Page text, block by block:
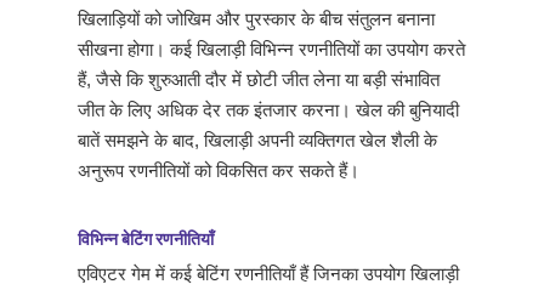
खिलाड़ियों को जोखिम और पुरस्कार के बीच संतुलन बनाना
सीखना होगा। कई खिलाड़ी विभिन्न रणनीतियों का उपयोग करते
हैं, जैसे कि शुरुआती दौर में छोटी जीत लेना या बड़ी संभावित
जीत के लिए अधिक देर तक इंतजार करना। खेल की बुनियादी
बातें समझने के बाद, खिलाड़ी अपनी व्यक्तिगत खेल शैली के
अनुरूप रणनीतियों को विकसित कर सकते हैं।
विभिन्न बेटिंग रणनीतियाँ
एविएटर गेम में कई बेटिंग रणनीतियाँ हैं जिनका उपयोग खिलाड़ी